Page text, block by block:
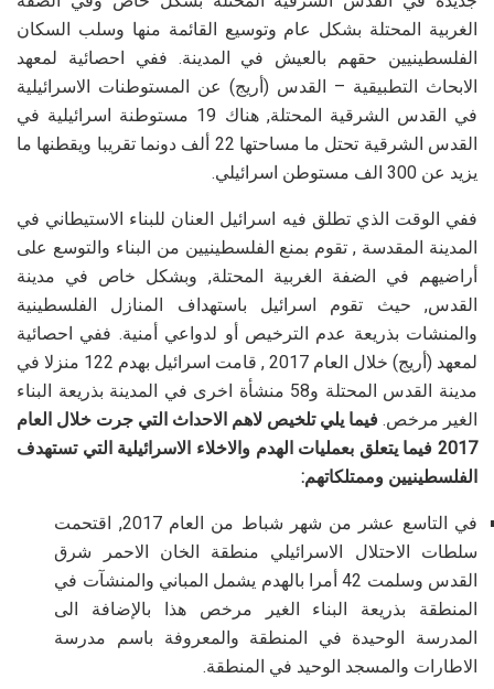
الغربية المحتلة بشكل عام وتوسيع القائمة منها وسلب السكان
الفلسطينيين حقهم بالعيش في المدينة. ففي احصائية لمعهد
الابحاث التطبيقية – القدس (أريج) عن المستوطنات الاسرائيلية
في القدس الشرقية المحتلة, هناك 19 مستوطنة اسرائيلية في
القدس الشرقية تحتل ما مساحتها 22 ألف دونما تقريبا ويقطنها ما
يزيد عن 300 الف مستوطن اسرائيلي.
ففي الوقت الذي تطلق فيه اسرائيل العنان للبناء الاستيطاني في
المدينة المقدسة , تقوم بمنع الفلسطينيين من البناء والتوسع على
أراضيهم في الضفة الغربية المحتلة, وبشكل خاص في مدينة
القدس, حيث تقوم اسرائيل باستهداف المنازل الفلسطينية
والمنشات بذريعة عدم الترخيص أو لدواعي أمنية. ففي احصائية
لمعهد (أريج) خلال العام 2017 , قامت اسرائيل بهدم 122 منزلا في
مدينة القدس المحتلة و58 منشأة اخرى في المدينة بذريعة البناء
الغير مرخص. فيما يلي تلخيص لاهم الاحداث التي جرت خلال العام
2017 فيما يتعلق بعمليات الهدم والاخلاء الاسرائيلية التي تستهدف
الفلسطينيين وممتلكاتهم:
في التاسع عشر من شهر شباط من العام 2017, اقتحمت
سلطات الاحتلال الاسرائيلي منطقة الخان الاحمر شرق
القدس وسلمت 42 أمرا بالهدم يشمل المباني والمنشآت في
المنطقة بذريعة البناء الغير مرخص هذا بالإضافة الى
المدرسة الوحيدة في المنطقة والمعروفة باسم مدرسة
الاطارات والمسجد الوحيد في المنطقة.